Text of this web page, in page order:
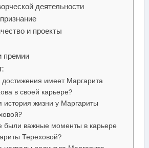
деятельности
и проекты
премии
достижения имеет Маргарита
в своей карьере?
история жизни у Маргариты
были важные моменты в карьере
Тереховой?